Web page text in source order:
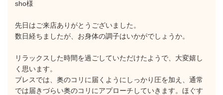
sho様
先日はご来店ありがとうございました。
数日経ちましたが、お身体の調子はいかがでしょうか。
リラックスした時間を過ごしていただけたようで、大変嬉し
く思います。
ブレスでは、奥のコリに届くようにしっかり圧を加え、通常
では届きづらい奥のコリにアプローチしていきます。ほぐす